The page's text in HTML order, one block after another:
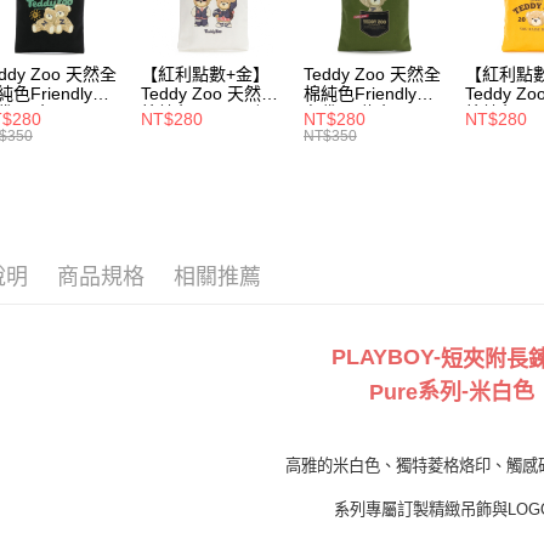
付款後7-
每筆
宅配
Zoo 天然全
色Friendly帆
-黑色
【紅利點數+金】
Teddy Zoo 天然全
棉純色Friendly帆
布袋-白色
NT$280
Teddy Zoo 天然全
棉純色Friendly帆
布袋-軍綠色
(TZB107)
NT$280
NT$350
【紅利點
Teddy
棉純色
布袋-黃色
NT$280
明 商品規格 相關推薦
PLAYBOY-短夾附長
Pure系列 -米白色
高雅的米白色、獨特菱格烙印、觸感
系列專屬訂製精緻吊飾與